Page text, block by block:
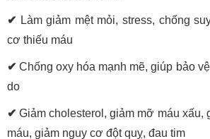
✔ Làm giảm mệt mỏi, stress, chống
cơ thiếu máu
✔Chống oxy hóa mạnh mẽ, giúp bảo
do
✔Giảm cholesterol, giảm mỡ máu xấu,
máu, giảm nguy cơ đột quỵ, đau tim